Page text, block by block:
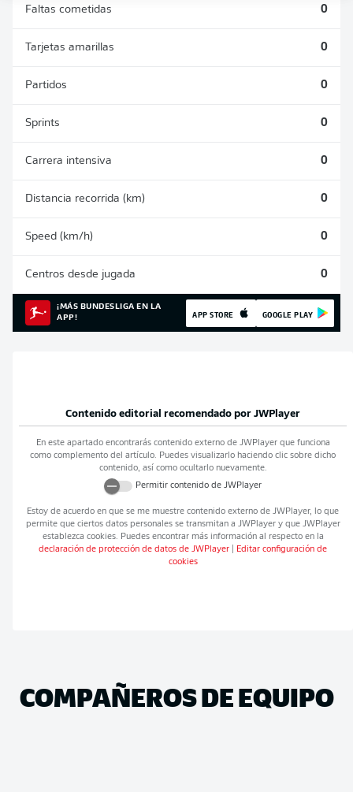
Faltas cometidas 0
Tarjetas amarillas 0
Partidos 0
Sprints 0
Carrera intensiva 0
Distancia recorrida (km) 0
Speed (km/h) 0
Centros desde jugada 0
¡MÁS BUNDESLIGA EN LA
APP!
APP STORE GOOGLE PLAY
Contenido editorial recomendado por JWPlayer
En este apartado encontrarás contenido externo de JWPlayerque funciona
como complemento del artículo. Puedes visualizarlo haciendo clic sobre dicho
contenido, así como ocultarlo nuevamente.
Permitir contenido de JWPlayer
Estoy de acuerdo en que se me muestre contenido externo de JWPlayer, lo que
permite que ciertos datos personales se transmitan a JWPlayery que JWPlayer
establezca cookies. Puedes encontrar más información al respecto en la
declaración de protección de datos de JWPlayer
Editar configuración de
cookies
COMPAÑEROS DE EQUIPO